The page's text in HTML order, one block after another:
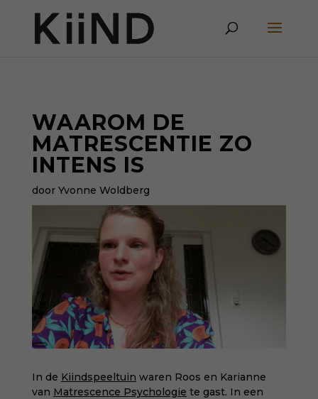
WAAROM DE
MATRESCENTIE ZO
INTENS IS
door Yvonne Woldberg
In de Kiindspeeltuin waren Roos en Karianne
van Matrescence Psychologie te gast. In een